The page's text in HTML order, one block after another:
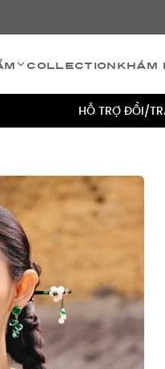
Collection Khám
HỖ TRỢ ĐỔI/
MIỄN PHÍ VẬN
HỖ TRỢ ĐỔI/
TÍCH ĐIỂM